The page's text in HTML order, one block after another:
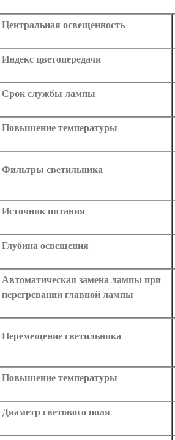
Центральная освещенность
Индекс цветопередачи
Срок службы лампы
Повышение температуры
Фильтры светильника
Источник питания
Глубина освещения
Автоматическая замена лампы при
перегревании главной лампы
Перемещение светильника
Повышение температуры
Диаметр светового поля